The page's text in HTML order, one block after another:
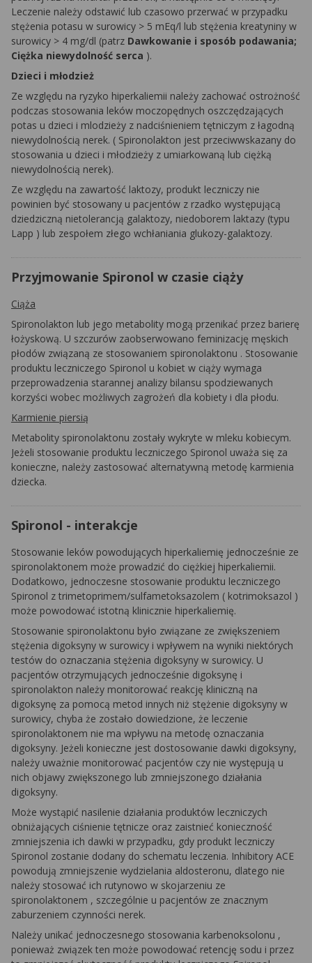
Leczenie należy odstawić lub czasowo przerwać w przypadku
stężenia potasu w surowicy > 5 mEq/l lub stężenia kreatyniny w
surowicy > 4 mg/dl (patrz Dawkowanie i sposób podawania;
Ciężka niewydolność serca ).
Dzieci i młodzież
Ze względu na ryzyko hiperkaliemii należy zachować ostrożność
podczas stosowania leków moczopędnych oszczędzających
potas u dzieci i mlodzieży z nadciśnieniem tętniczym z łagodną
niewydolnością nerek. ( Spironolakton jest przeciwwskazany do
stosowania u dzieci i młodzieży z umiarkowaną lub ciężką
niewydolnością nerek).
Ze względu na zawartość laktozy, produkt leczniczy nie
powinien być stosowany u pacjentów z rzadko występującą
dziedziczną nietolerancją galaktozy, niedoborem laktazy (typu
Lapp ) lub zespołem złego wchłaniania glukozy-galaktozy.
Przyjmowanie Spironol w czasie ciąży
Ciąża
Spironolakton lub jego metabolity mogą przenikać przez barierę
łożyskową. U szczurów zaobserwowano feminizację męskich
płodów związaną ze stosowaniem spironolaktonu . Stosowanie
produktu leczniczego Spironol u kobiet w ciąży wymaga
przeprowadzenia starannej analizy bilansu spodziewanych
korzyści wobec możliwych zagrożeń dla kobiety i dla płodu.
Karmienie piersią
Metabolity spironolaktonu zostały wykryte w mleku kobiecym.
Jeżeli stosowanie produktu leczniczego Spironol uważa się za
konieczne, należy zastosować alternatywną metodę karmienia
dziecka.
Spironol - interakcje
Stosowanie leków powodujących hiperkaliemię jednocześnie ze
spironolaktonem może prowadzić do ciężkiej hiperkaliemii.
Dodatkowo, jednoczesne stosowanie produktu leczniczego
Spironol z trimetoprimem/sulfametoksazolem ( kotrimoksazol )
może powodować istotną klinicznie hiperkaliemię.
Stosowanie spironolaktonu było związane ze zwiększeniem
stężenia digoksyny w surowicy i wpływem na wyniki niektórych
testów do oznaczania stężenia digoksyny w surowicy. U
pacjentów otrzymujących jednocześnie digoksynę i
spironolakton należy monitorować reakcję kliniczną na
digoksynę za pomocą metod innych niż stężenie digoksyny w
surowicy, chyba że zostało dowiedzione, że leczenie
spironolaktonem nie ma wpływu na metodę oznaczania
digoksyny. Jeżeli konieczne jest dostosowanie dawki digoksyny,
należy uważnie monitorować pacjentów czy nie występują u
nich objawy zwiększonego lub zmniejszonego działania
digoksyny.
Może wystąpić nasilenie działania produktów leczniczych
obniżających ciśnienie tętnicze oraz zaistnieć konieczność
zmniejszenia ich dawki w przypadku, gdy produkt leczniczy
Spironol zostanie dodany do schematu leczenia. Inhibitory ACE
powodują zmniejszenie wydzielania aldosteronu, dlatego nie
należy stosować ich rutynowo w skojarzeniu ze
spironolaktonem , szczególnie u pacjentów ze znacznym
zaburzeniem czynności nerek.
Należy unikać jednoczesnego stosowania karbenoksolonu ,
ponieważ związek ten może powodować retencję sodu i przez